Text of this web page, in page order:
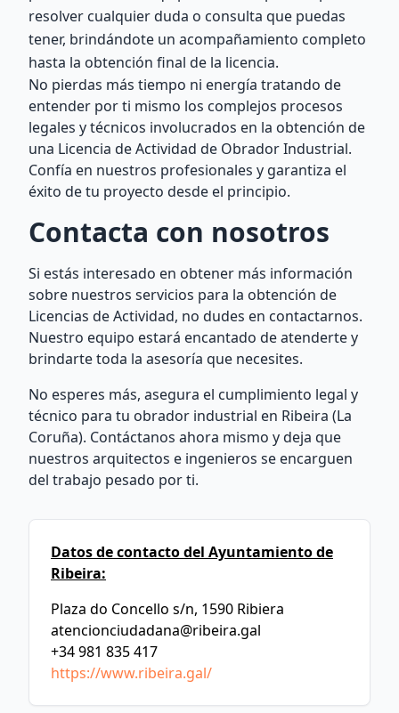
resolver cualquier duda o consulta que puedas
tener, brindándote un acompañamiento completo
hasta la obtención final de la licencia.
No pierdas más tiempo ni energía tratando de
entender por ti mismo los complejos procesos
legales y técnicos involucrados en la obtención de
una Licencia de Actividad de Obrador Industrial.
Confía en nuestros profesionales y garantiza el
éxito de tu proyecto desde el principio.
Contacta con nosotros
Si estás interesado en obtener más información
sobre nuestros servicios para la obtención de
Licencias de Actividad, no dudes en contactarnos.
Nuestro equipo estará encantado de atenderte y
brindarte toda la asesoría que necesites.
No esperes más, asegura el cumplimiento legal y
técnico para tu obrador industrial en Ribeira (La
Coruña). Contáctanos ahora mismo y deja que
nuestros arquitectos e ingenieros se encarguen
del trabajo pesado por ti.
Datos de contacto del Ayuntamiento de
Ribeira:
Plaza do Concello s/n, 1590 Ribiera
atencionciudadana@ribeira.gal
+34 981 835 417
https://www.ribeira.gal/